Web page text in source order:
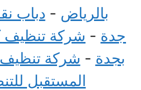
بالرياض - دباب
جدة - شركة تنظيف
بجدة - شركة
المستقبل